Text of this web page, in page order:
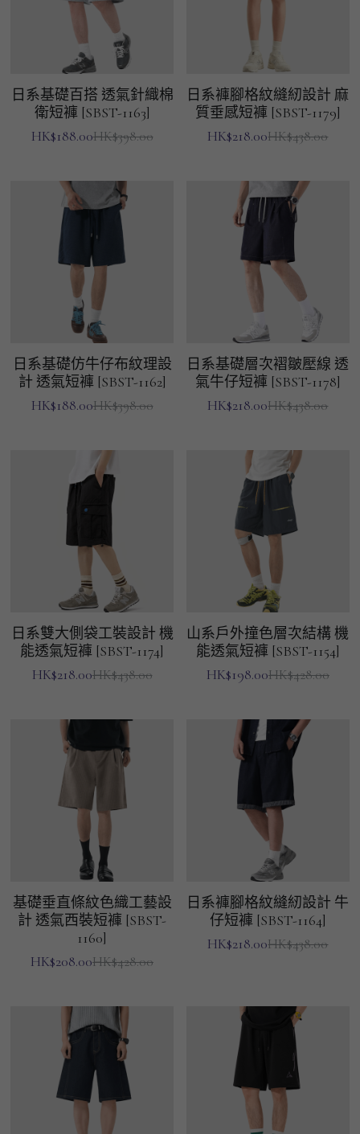
日系基礎百搭 透氣針織棉
衛短褲 [SBST-1163]
HK$188.00HK$398.00
日系褲腳格紋縫紉設計 麻
質垂感短褲 [SBST-1179]
HK$218.00HK$438.00
日系基礎仿牛仔布紋理設
計 透氣短褲 [SBST-1162]
HK$188.00HK$398.00
日系基礎層次褶皺壓線 透
氣牛仔短褲 [SBST-1178]
HK$218.00HK$438.00
日系雙大側袋工裝設計 機
能透氣短褲 [SBST-1174]
HK$218.00HK$438.00
山系戶外撞色層次結構 機
能透氣短褲 [SBST-1154]
HK$198.00HK$428.00
基礎垂直條紋色織工藝設
計 透氣西裝短褲 [SBST-
1160]
HK$208.00HK$428.00
日系褲腳格紋縫紉設計 牛
仔短褲 [SBST-1164]
HK$218.00HK$438.00